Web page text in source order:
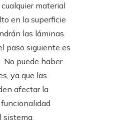
material
en la superficie
las láminas.
paso siguiente es
No puede haber
ya que las
afectar la
sistema.